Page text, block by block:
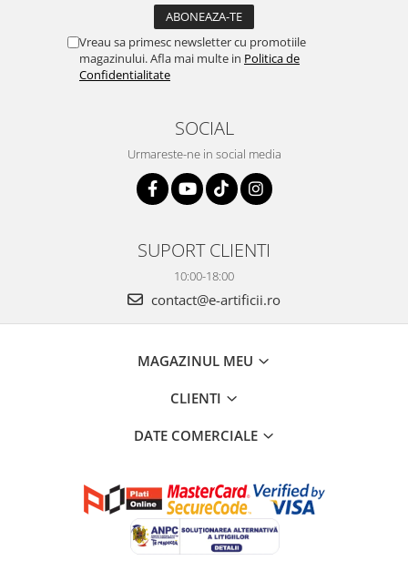
Vreau sa primesc newsletter cu promotiile
magazinului. Afla mai multe in Politica de
Confidentialitate
SOCIAL
Urmareste-ne in social media
SUPORT CLIENTI
10:00-18:00
contact@e-artificii.ro
MAGAZINUL MEU
CLIENTI
DATE COMERCIALE